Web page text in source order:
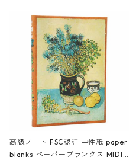
高級ノート FSC認証 中性紙 paper
blanks ペーパーブランクス MIDI